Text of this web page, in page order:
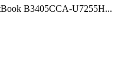
B3405CCA-U7255H...